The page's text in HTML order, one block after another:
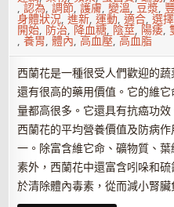
,認為,調節,護膚,變溫,豆漿,
身體狀況,進新,運動,適合,選擇
開始, 防治, 降血糖, 陰莖, 陽痿,
,養胃,體內,高血壓,高血脂
西蘭花是一種很受人們歡迎的
還有很高的藥用價值。它的維
量都高很多。它還具有抗癌功
西蘭花的平均營養價值及防病
一。除富含維它命、礦物質、
素外，西蘭花中還富含吲哚和
於清除體內毒素，從而減小腎